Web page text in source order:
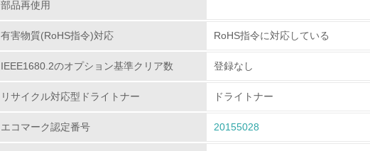
13. <L1> グリーン購入の取り組み方針を有し、グリーン購入を行っ
部品再使用
有害物質(RoHS指令)対応 RoHS指令に対応している
IEEE1680.2のオプション基準クリア数 登録なし
リサイクル対応型ドライトナー ドライトナー
エコマーク認定番号 20155028